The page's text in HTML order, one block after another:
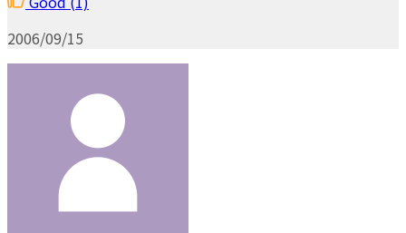
2006/09/15